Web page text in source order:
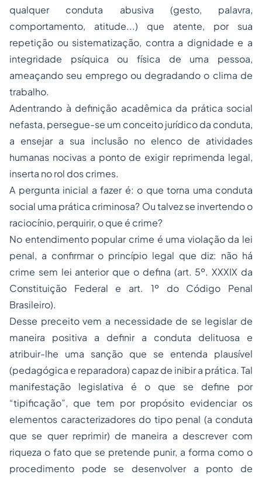
qualquer conduta abusiva (gesto, palavra,
comportamento, atitude...) que atente, por sua
repetição ou sistematização, contra a dignidade e a
integridade psíquica ou física de uma pessoa,
ameaçando seu emprego ou degradando o clima de
trabalho.
Adentrando à definição acadêmica da prática social
nefasta, persegue-se um conceito jurídico da conduta,
a ensejar a sua inclusão no elenco de atividades
humanas nocivas a ponto de exigir reprimenda legal,
inserta no rol dos crimes.
A pergunta inicial a fazer é: o que torna uma conduta
social uma prática criminosa? Ou talvez se invertendo o
raciocínio, perquirir, o que é crime?
No entendimento popular crime é uma violação da lei
penal, a confirmar o princípio legal que diz: não há
crime sem lei anterior que o defina (art. 5º. XXXIX da
Constituição Federal e art. 1º do Código Penal
Brasileiro).
Desse preceito vem a necessidade de se legislar de
maneira positiva a definir a conduta delituosa e
atribuir-lhe uma sanção que se entenda plausível
(pedagógica e reparadora) capaz de inibir a prática. Tal
manifestação legislativa é o que se define por
“tipificação”, que tem por propósito evidenciar os
elementos caracterizadores do tipo penal (a conduta
que se quer reprimir) de maneira a descrever com
riqueza o fato que se pretende punir, a forma como o
procedimento pode se desenvolver a ponto de